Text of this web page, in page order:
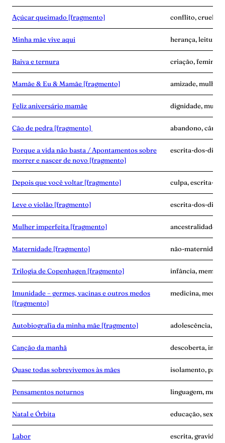
Açúcar queimado [fragmento] conflito,
Minha mãe vive aqui herança, leitura,
Raiva e ternura criação,
Mamãe & Eu & Mamãe [fragmento] amizade,
Feliz aniversário mamãe dignidade,
Cão de pedra [fragmento] abandono,
Porque a vida não basta / Apontamentos sobre
morrer e nascer de novo [fragmento]
escrita-dos-dias,
Depois que você voltar [fragmento] culpa, escrita-
Leve o violão [fragmento] escrita-dos-dias,
Mulher imperfeita [fragmento] ancestralidade,
Maternidade [fragmento] não-
Trilogia de Copenhagen [fragmento] infância,
Imunidade – germes, vacinas e outros medos
[fragmento]
medicina, medo,
Autobiografia da minha mãe [fragmento] adolescência,
Canção da manhã descoberta,
Quase todas sobrevivemos às mães isolamento,
Pensamentos noturnos linguagem,
Natal e Órbita educação, sexo,
Labor escrita, gravidez,